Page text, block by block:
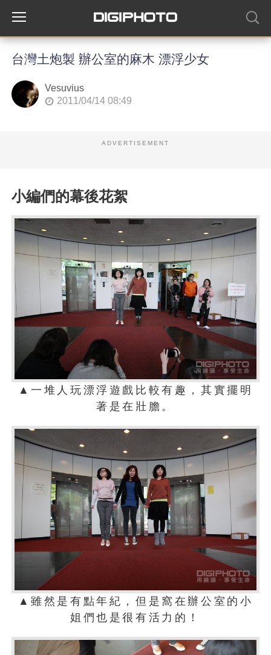
台灣土炮製 辦公室的麻木 漂浮少女
Vesuvius
2011/04/14 08:49
ADVERTISEMENT
小編們的幕後花絮
▲一堆人玩漂浮遊戲比較有趣，其實擺明
著是在壯膽。
▲雖然是有點年紀，但是窩在辦公室的小
姐們也是很有活力的！